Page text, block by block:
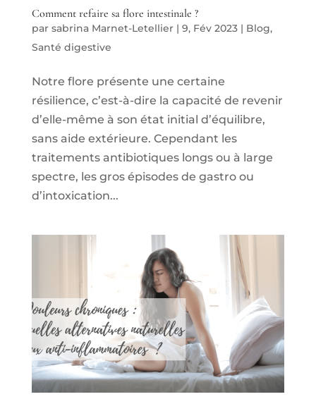
Comment refaire sa flore intestinale ?
par sabrina Marnet-Letellier| 9, Fév 2023| Blog,
Santé digestive
Notre flore présente une certaine
résilience, c’est-à-dire la capacité de revenir
d’elle-même à son état initial d’équilibre,
sans aide extérieure. Cependant les
traitements antibiotiques longs ou à large
spectre, les gros épisodes de gastro ou
d’intoxication...